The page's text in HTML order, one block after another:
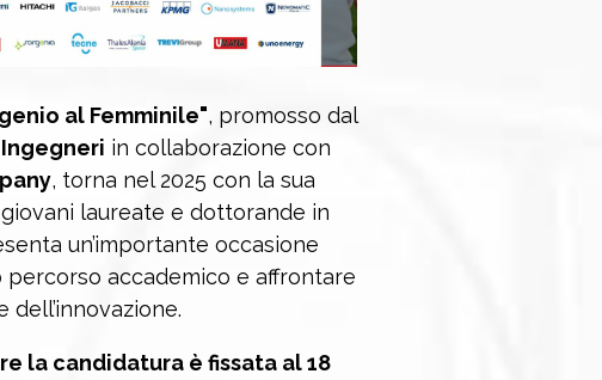
al Femminile", promosso dal
in collaborazione con
, torna nel 2025 con la sua
laureate e dottorande in
un’importante occasione
accademico e affrontare
la candidatura è fissata al 18